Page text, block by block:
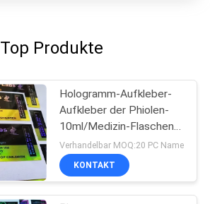
Top Produkte
Hologramm-Aufkleber-
Aufkleber der Phiolen-
10ml/Medizin-Flaschen-
Aufkleber-Laserdruck
Verhandelbar MOQ:20 PC Name
KONTAKT